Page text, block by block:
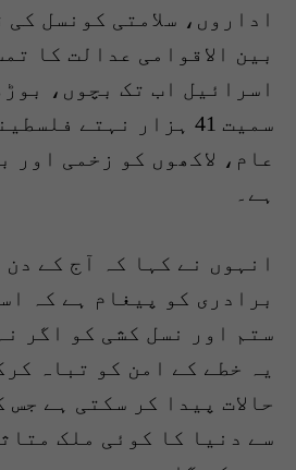
اداروں، سلامتی کونسل کی
بین الاقوامی عدالت کا
اسرائیل اب تک بچوں،
سمیت 41 ہزار نہتے
عام، لاکھوں کو زخمی اور
ہے۔
انہوں نے کہا کہ آج کے
برادری کو پیغام ہے کہ
ستم اور نسل کشی کو اگر
یہ خطے کے امن کو تباہ
حالات پیدا کر سکتی ہے
سے دنیا کا کوئی ملک